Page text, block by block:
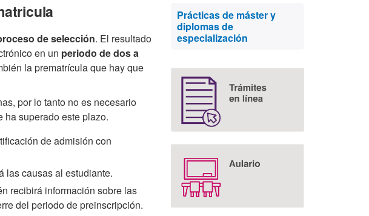
de selección. El resultado
en un periodo de dos a
la prematrícula que hay que
por lo tanto no es necesario
ha superado este plazo.
de admisión con
las causas al estudiante.
recibirá información sobre las
del periodo de preinscripción.
Información
complementaria
Prácticas de máster y
diplomas de
especialización